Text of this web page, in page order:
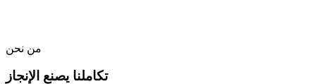
من نحن
تكاملنا يصنع الإنجاز